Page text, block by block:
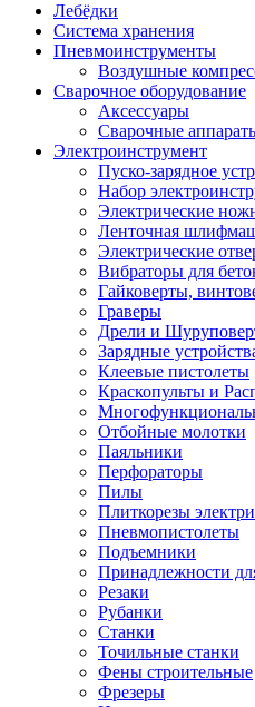
Лебёдки
Система хранения
Пневмоинструменты
Воздушные
Сварочное оборудование
Аксессуары
Сварочные
Электроинструмент
Пуско-зарядное
Набор
Электрические
Ленточная
Электрические
Вибраторы для
Гайковерты,
Граверы
Дрели и
Зарядные
Клеевые пистолеты
Краскопульты и
Отбойные молотки
Паяльники
Перфораторы
Пилы
Плиткорезы
Пневмопистолеты
Подъемники
Принадлежности
Резаки
Рубанки
Станки
Точильные станки
Фены строительные
Фрезеры